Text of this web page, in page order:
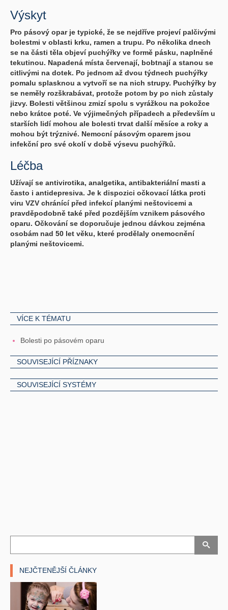
Výskyt
Pro pásový opar je typické, že se nejdříve projeví palčivými
bolestmi v oblasti krku, ramen a trupu. Po několika dnech
se na části těla objeví puchýřky ve formě pásku, naplněné
tekutinou. Napadená místa červenají, bobtnají a stanou se
citlivými na dotek. Po jednom až dvou týdnech puchýřky
pomalu splasknou a vytvoří se na nich strupy. Puchýřky by
se neměly rozškrabávat, protože potom by po nich zůstaly
jizvy. Bolesti většinou zmizí spolu s vyrážkou na pokožce
nebo krátce poté. Ve výjimečných případech a především u
starších lidí mohou ale bolesti trvat další měsíce a roky a
mohou být trýznivé. Nemocní pásovým oparem jsou
infekční pro své okolí v době výsevu puchýřků.
Léčba
Užívají se antivirotika, analgetika, antibakteriální masti a
často i antidepresiva. Je k dispozici očkovací látka proti
viru VZV chránící před infekcí planými neštovicemi a
pravděpodobně také před pozdějším vznikem pásového
oparu. Očkování se doporučuje jednou dávkou zejména
osobám nad 50 let věku, které prodělaly onemocnění
planými neštovicemi.
VÍCE K TÉMATU
Bolesti po pásovém oparu
SOUVISEJÍCÍ PŘÍZNAKY
SOUVISEJÍCÍ SYSTÉMY
NEJČTENĚJŠÍ ČLÁNKY